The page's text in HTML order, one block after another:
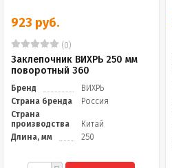
923 руб.
(0)
Заклепочник ВИХРЬ 250 мм
поворотный 360
Бренд
ВИХРЬ
Страна бренда
Россия
Страна
производства
Китай
Длина, мм
250